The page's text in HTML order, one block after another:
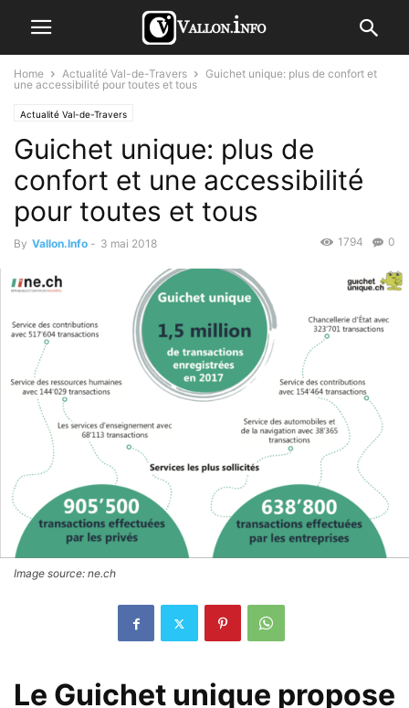
Home Actualité Val-de-Travers
Guichet unique: plus de confort et
une accessibilité pour toutes et tous
Actualité Val-de-Travers
Guichet unique: plus de
confort et une accessibilité
pour toutes et tous
By Vallon.Info - 3 mai 2018 0
1794
Image source: ne.ch
​Le Guichet unique propose